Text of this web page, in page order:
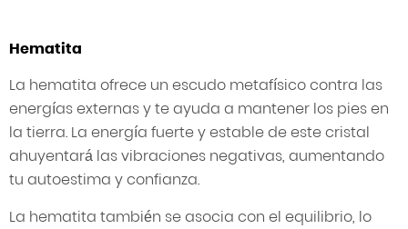
Hematita
La hematita ofrece un escudo metafísico contra las
energías externas y te ayuda a mantener los pies en
la tierra. La energía fuerte y estable de este cristal
ahuyentará las vibraciones negativas, aumentando
tu autoestima y confianza.
La hematita también se asocia con el equilibrio, lo